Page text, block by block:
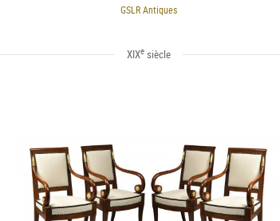
GSLR Antiques
XIXesiècle